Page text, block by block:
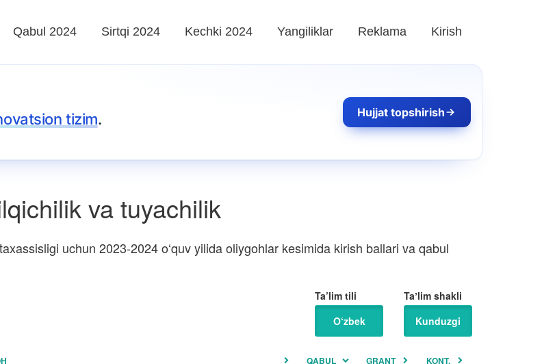
Qabul 2024 Sirtqi 2024 Kechki 2024 Yangiliklar Reklama Kirish
tizim. Hujjat topshirish
va tuyachilik
uchun 2023-2024 o‘quv yilida oliygohlar kesimida kirish ballari va qabul
Taʼlim shakli
Kunduzgi
Ta’lim tili
O‘zbek
QABUL GRANT KONT.